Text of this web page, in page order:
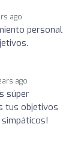
ago
personal
ago
súper
tus objetivos